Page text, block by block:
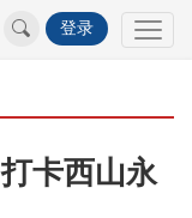
登录
卡西山永